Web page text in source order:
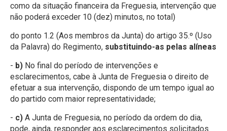
como da situação financeira da Freguesia, intervenção que
não poderá exceder 10 (dez) minutos, no total)
do ponto 1.2 (Aos membros da Junta) do artigo 35.º (Uso
da Palavra) do Regimento, substituindo-as pelas alíneas
- b) No final do período de intervenções e
esclarecimentos, cabe à Junta de Freguesia o direito de
efetuar a sua intervenção, dispondo de um tempo igual ao
do partido com maior representatividade;
- c) A Junta de Freguesia, no período da ordem do dia,
pode, ainda, responder aos esclarecimentos solicitados